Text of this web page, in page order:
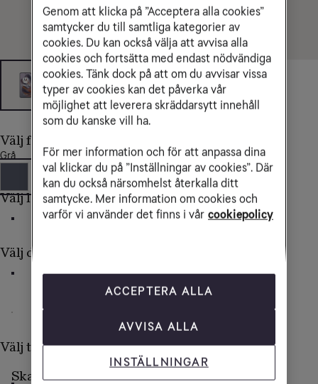
Välj färg
Grå
Välj lagringsutrymme
Välj delbetalning av mobilen
Välj typ av abonnemang
Skaffa ett nytt abonnemang
Genom att klicka på ”Acceptera alla cookies”
samtycker du till samtliga kategorier av
cookies. Du kan också välja att avvisa alla
cookies och fortsätta med endast nödvändiga
cookies. Tänk dock på att om du avvisar vissa
typer av cookies kan det påverka vår
möjlighet att leverera skräddarsytt innehåll
som du kanske vill ha.
För mer information och för att anpassa dina
val klickar du på ”Inställningar av cookies”. Där
kan du också närsomhelst återkalla ditt
samtycke. Mer information om cookies och
varför vi använder det finns i vår cookiepolicy
ACCEPTERA ALLA
AVVISA ALLA
INSTÄLLNINGAR